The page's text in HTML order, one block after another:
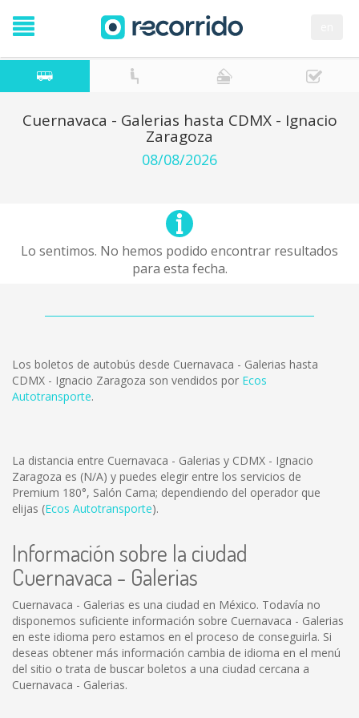
Cuernavaca - Galerias hasta CDMX - Ignacio
Zaragoza
08/08/2026
Lo sentimos. No hemos podido encontrar resultados
para esta fecha.
Los boletos de autobús desde Cuernavaca - Galerias hasta
CDMX - Ignacio Zaragoza son vendidos por Ecos
Autotransporte.
La distancia entre Cuernavaca - Galerias y CDMX - Ignacio
Zaragoza es (N/A) y puedes elegir entre los servicios de
Premium 180°, Salón Cama; dependiendo del operador que
elijas (Ecos Autotransporte).
Información sobre la ciudad
Cuernavaca - Galerias
Cuernavaca - Galerias es una ciudad en México. Todavía no
disponemos suficiente información sobre Cuernavaca - Galerias
en este idioma pero estamos en el proceso de conseguirla. Si
deseas obtener más información cambia de idioma en el menú
del sitio o trata de buscar boletos a una ciudad cercana a
Cuernavaca - Galerias.